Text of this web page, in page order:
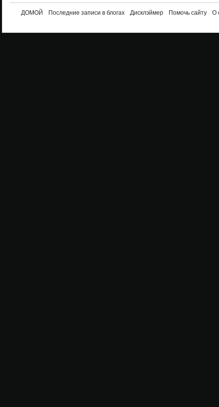
ДОМОЙ Последние записи в блогах Дисклэймер Помочь сайту О